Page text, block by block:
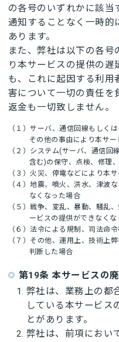
の各号のいずれかに該当
通知することなく一時的
あります。
また、弊社は以下の各号
り本サービスの提供の遅
も、これに起因する利用
害について一切の責任を
返金も一切致しません。
（１）サーバ、通信回線もしく
その他の事由により本サ
（２）システム(サーバ、通信回
含む)の保守、点検、修理
（３）火災、停電などにより本
（４）地震、噴火、洪水、津波
なくなった場合
（５）戦争、変乱、暴動、騒乱
ービスの提供ができなくな
（６）法令による規制、司法命
（７）その他、運用上、技術上
判断した場合
第19条 本サービスの
弊社は、業務上の都
している本サービス
とがあります。
弊社は、前項におい